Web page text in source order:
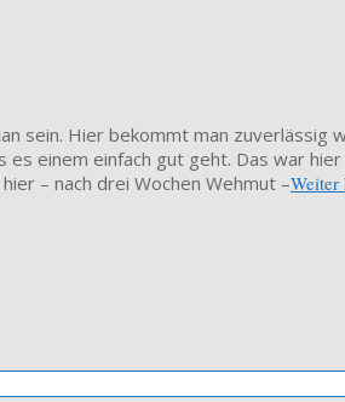
sein. Hier bekommt man zuverlässig
einem einfach gut geht. Das war
– nach drei Wochen Wehmut –Weiter